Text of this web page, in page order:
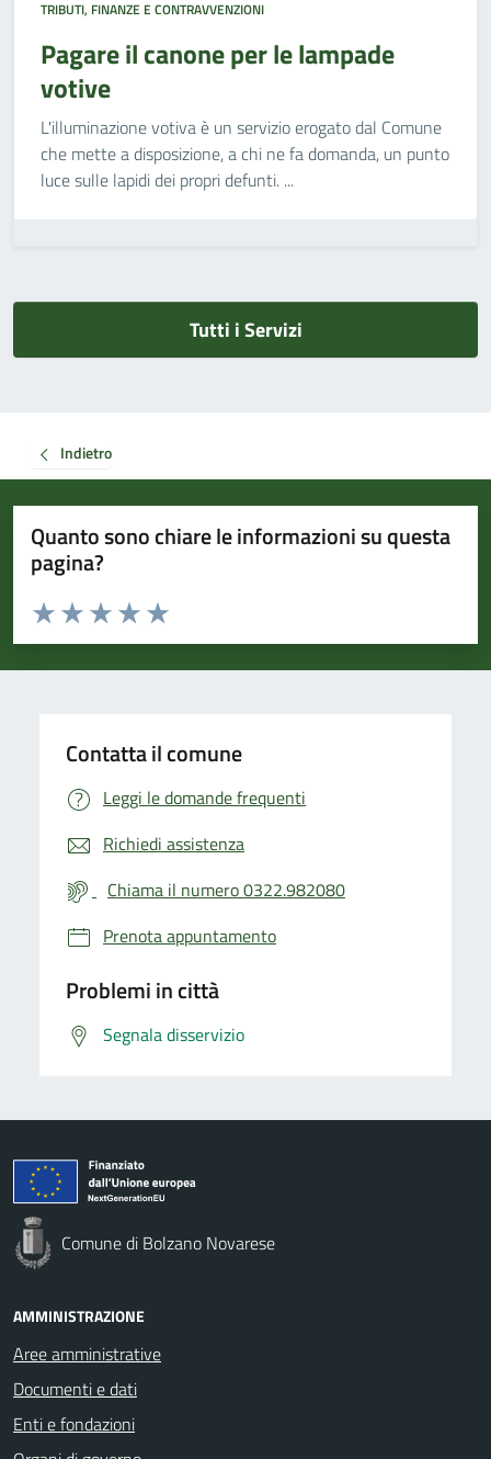
TRIBUTI, FINANZE E CONTRAVVENZIONI
Pagare il canone per le lampade
votive
L'illuminazione votiva è un servizio erogato dal Comune
che mette a disposizione, a chi ne fa domanda, un punto
luce sulle lapidi dei propri defunti. ...
Tutti i Servizi
Indietro
Quanto sono chiare le informazioni su questa
pagina?
Valuta da 1 a 5 stelle la pagina
Valuta 5 stelle su 5
Valuta 4 stelle su 5
Valuta 3 stelle su 5
Valuta 2 stelle su 5
Valuta 1 stelle su 5
Contatta il comune
Leggi le domande frequenti
Richiedi assistenza
Chiama il numero 0322.982080
Prenota appuntamento
Problemi in città
Segnala disservizio
Comune di Bolzano Novarese
AMMINISTRAZIONE
Aree amministrative
Documenti e dati
Enti e fondazioni